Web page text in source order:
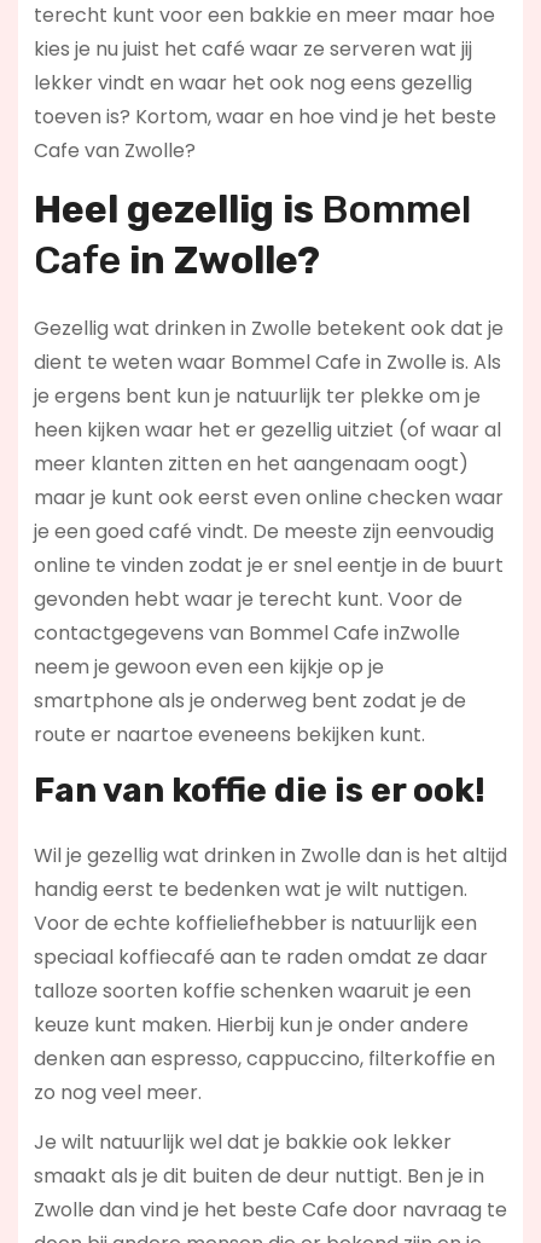
terecht kunt voor een bakkie en meer maar hoe
kies je nu juist het café waar ze serveren wat jij
lekker vindt en waar het ook nog eens gezellig
toeven is? Kortom, waar en hoe vind je het beste
Cafe van Zwolle?
Heel gezellig is Bommel
Cafe in Zwolle?
Gezellig wat drinken in Zwolle betekent ook dat je
dient te weten waar Bommel Cafe in Zwolle is. Als
je ergens bent kun je natuurlijk ter plekke om je
heen kijken waar het er gezellig uitziet (of waar al
meer klanten zitten en het aangenaam oogt)
maar je kunt ook eerst even online checken waar
je een goed café vindt. De meeste zijn eenvoudig
online te vinden zodat je er snel eentje in de buurt
gevonden hebt waar je terecht kunt. Voor de
contactgegevens van Bommel Cafe inZwolle
neem je gewoon even een kijkje op je
smartphone als je onderweg bent zodat je de
route er naartoe eveneens bekijken kunt.
Fan van koffie die is er ook!
Wil je gezellig wat drinken in Zwolle dan is het altijd
handig eerst te bedenken wat je wilt nuttigen.
Voor de echte koffieliefhebber is natuurlijk een
speciaal koffiecafé aan te raden omdat ze daar
talloze soorten koffie schenken waaruit je een
keuze kunt maken. Hierbij kun je onder andere
denken aan espresso, cappuccino, filterkoffie en
zo nog veel meer.
Je wilt natuurlijk wel dat je bakkie ook lekker
smaakt als je dit buiten de deur nuttigt. Ben je in
Zwolle dan vind je het beste Cafe door navraag te